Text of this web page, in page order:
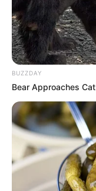
10:21 / 06 Avqust
Rusiya Qara
zərbələri
BUZZDAY
Bear Approaches